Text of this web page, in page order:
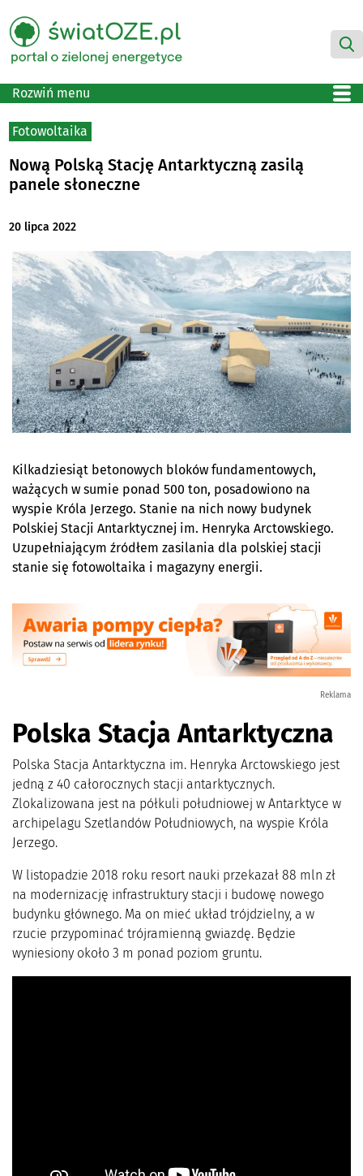
Rozwiń menu
Fotowoltaika
Nową Polską Stację Antarktyczną zasilą
panele słoneczne
20 lipca 2022
Kilkadziesiąt betonowych bloków fundamentowych,
ważących w sumie ponad 500 ton, posadowiono na
wyspie Króla Jerzego. Stanie na nich nowy budynek
Polskiej Stacji Antarktycznej im. Henryka Arctowskiego.
Uzupełniającym źródłem zasilania dla polskiej stacji
stanie się fotowoltaika i magazyny energii.
Reklama
Polska Stacja Antarktyczna
Polska Stacja Antarktyczna im. Henryka Arctowskiego jest
jedną z 40 całorocznych stacji antarktycznych.
Zlokalizowana jest na półkuli południowej w Antarktyce w
archipelagu Szetlandów Południowych, na wyspie Króla
Jerzego.
W listopadzie 2018 roku resort nauki przekazał 88 mln zł
na modernizację infrastruktury stacji i budowę nowego
budynku głównego. Ma on mieć układ trójdzielny, a w
rzucie przypominać trójramienną gwiazdę. Będzie
wyniesiony około 3 m ponad poziom gruntu.